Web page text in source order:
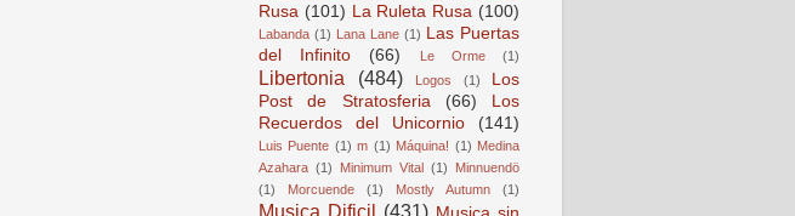
Rusa (101) La Ruleta Rusa (100)
Labanda (1) Lana Lane (1) Las Puertas
del Infinito
(66) Le Orme (1)
Libertonia (484) Logos (1)
Los
Post de Stratosferia
(66)
Los
Recuerdos del Unicornio
(141)
Luis Puente (1) m (1) Máquina! (1) Medina
Azahara (1) Minimum Vital (1)
Minnuendö
(1)
Morcuende (1) Mostly Autumn (1)
Musica Dificil (431) Musica sin